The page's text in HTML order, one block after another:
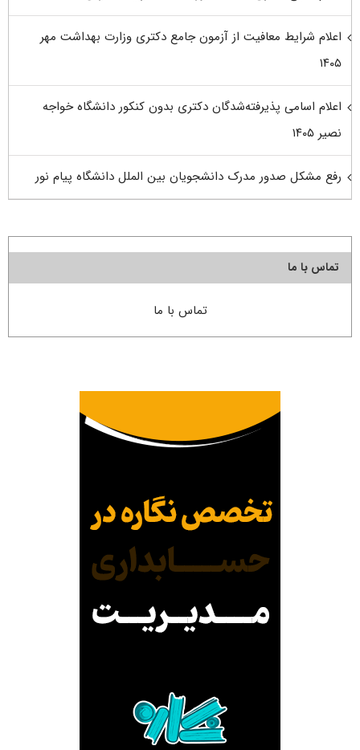
اعلام شرایط معافیت از آزمون جامع دکتری وزارت بهداشت مهر
۱۴۰۵
اعلام اسامی پذیرفته‌شدگان دکتری بدون کنکور دانشگاه خواجه
نصیر ۱۴۰۵
رفع مشکل صدور مدرک دانشجویان بین الملل دانشگاه پیام نور
تماس با ما
تماس با ما